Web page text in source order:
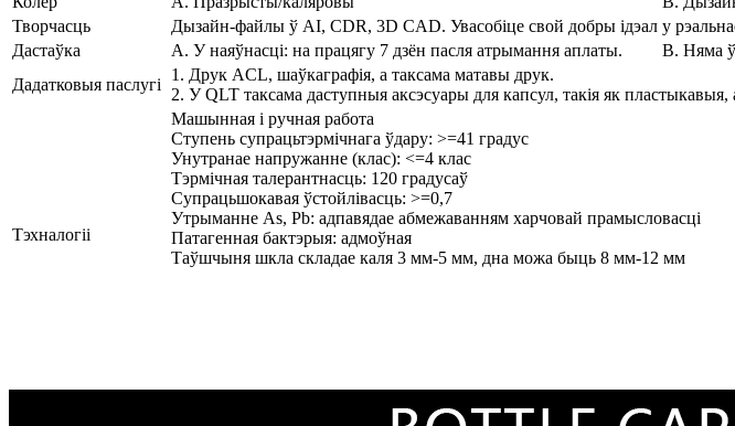
Творчасць
Дызайн-файлы ў AI, CDR, 3D CAD. Увасобіце свой добры ідэал у
Дастаўка
A. У наяўнасці: на працягу 7 дзён пасля атрымання аплаты.
B. Няма ў
Дадатковыя паслугі
1. Друк ACL, шаўкаграфія, а таксама матавы друк.
2. У QLT таксама даступныя аксэсуары для капсул, такія як
Тэхналогіі
Машынная і ручная работа
Ступень супрацьтэрмічнага ўдару: >=41 градус
Унутранае напружанне (клас): <=4 клас
Тэрмічная талерантнасць: 120 градусаў
Супрацьшокавая ўстойлівасць: >=0,7
Утрыманне As, Pb: адпавядае абмежаванням харчовай прамысловасці
Патагенная бактэрыя: адмоўная
Таўшчыня шкла складае каля 3 мм-5 мм, дна можа быць 8 мм-12 мм